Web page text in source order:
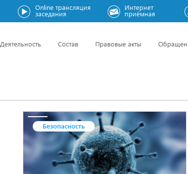
Online трансляция
заседания
Интернет
приёмная
Деятельность Состав Правовые акты
Безопасность